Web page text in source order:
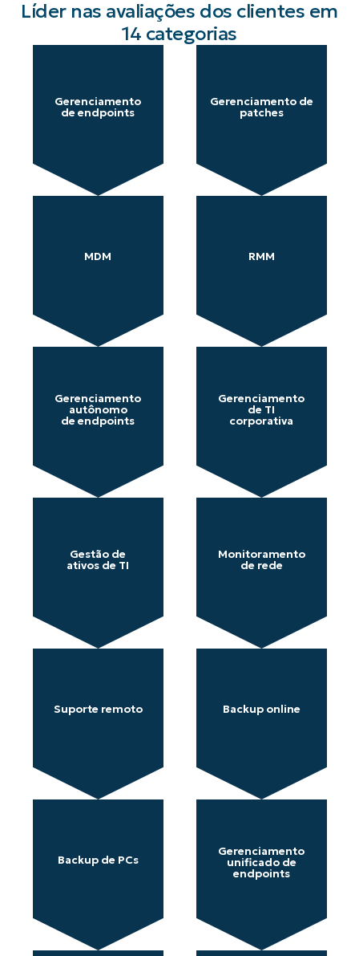
Líder nas avaliações dos clientes em
14 categorias
Gerenciamento
de endpoints
Gerenciamento de
patches
MDM RMM
Gerenciamento
autônomo
de endpoints
Gerenciamento
de TI
corporativa
Gestão de
ativos de TI
Monitoramento
de rede
Suporte remoto Backup online
Backup de PCs
Gerenciamento
unificado de
endpoints